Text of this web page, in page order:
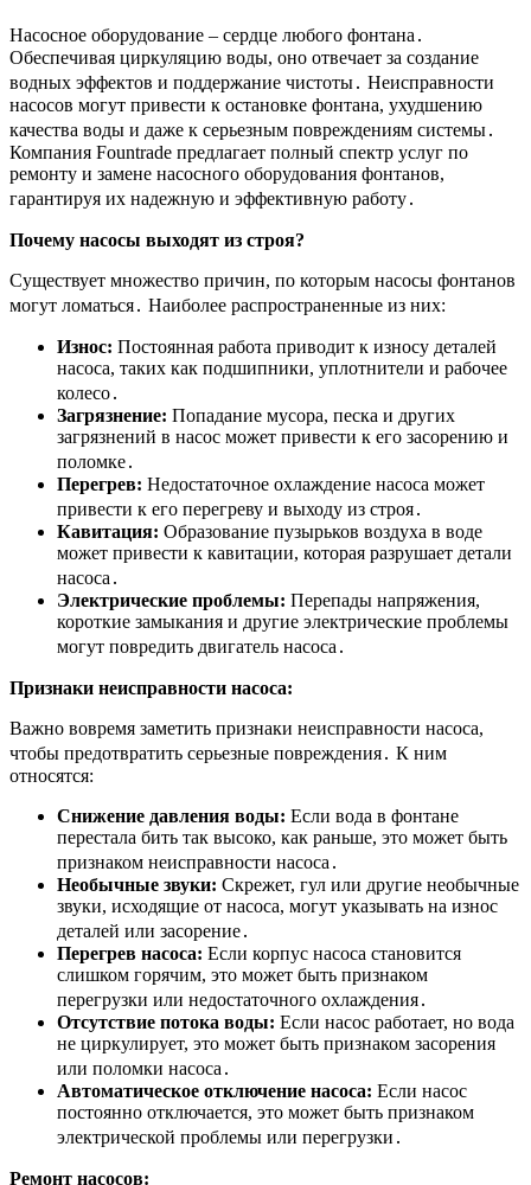
Насосное оборудование – сердце любого фонтана․
Обеспечивая циркуляцию воды, оно отвечает за создание
водных эффектов и поддержание чистоты․ Неисправности
насосов могут привести к остановке фонтана, ухудшению
качества воды и даже к серьезным повреждениям системы․
Компания Fountrade предлагает полный спектр услуг по
ремонту и замене насосного оборудования фонтанов,
гарантируя их надежную и эффективную работу․
Почему насосы выходят из строя?
Существует множество причин, по которым насосы фонтанов
могут ломаться․ Наиболее распространенные из них:
Износ: Постоянная работа приводит к износу деталей
насоса, таких как подшипники, уплотнители и рабочее
колесо․
Загрязнение: Попадание мусора, песка и других
загрязнений в насос может привести к его засорению и
поломке․
Перегрев: Недостаточное охлаждение насоса может
привести к его перегреву и выходу из строя․
Кавитация: Образование пузырьков воздуха в воде
может привести к кавитации, которая разрушает детали
насоса․
Электрические проблемы: Перепады напряжения,
короткие замыкания и другие электрические проблемы
могут повредить двигатель насоса․
Признаки неисправности насоса:
Важно вовремя заметить признаки неисправности насоса,
чтобы предотвратить серьезные повреждения․ К ним
относятся:
Снижение давления воды: Если вода в фонтане
перестала бить так высоко, как раньше, это может быть
признаком неисправности насоса․
Необычные звуки: Скрежет, гул или другие необычные
звуки, исходящие от насоса, могут указывать на износ
деталей или засорение․
Перегрев насоса: Если корпус насоса становится
слишком горячим, это может быть признаком
перегрузки или недостаточного охлаждения․
Отсутствие потока воды: Если насос работает, но вода
не циркулирует, это может быть признаком засорения
или поломки насоса․
Автоматическое отключение насоса: Если насос
постоянно отключается, это может быть признаком
электрической проблемы или перегрузки․
Ремонт насосов: